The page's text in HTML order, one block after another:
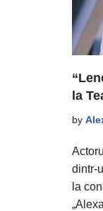
la
by
dintr-
la